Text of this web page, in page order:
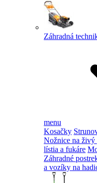
Záhradná
menu
Kosačky
Nožnice na živý
lístia a fukáre
Záhradné
a vozíky na